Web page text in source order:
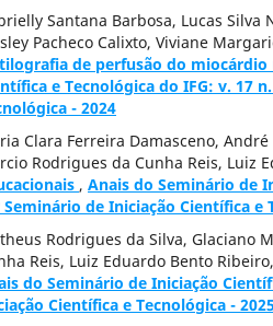
Santana Barbosa, Lucas
Pacheco Calixto, Viviane
de perfusão do
e Tecnológica do IFG: v. 17
- 2024
Clara Ferreira Damasceno,
Rodrigues da Cunha Reis, Luiz
, Anais do Seminário de
Seminário de Iniciação Científica e
Rodrigues da Silva, Glaciano
Reis, Luiz Eduardo Bento Ribeiro,
do Seminário de Iniciação
Científica e Tecnológica - 2025